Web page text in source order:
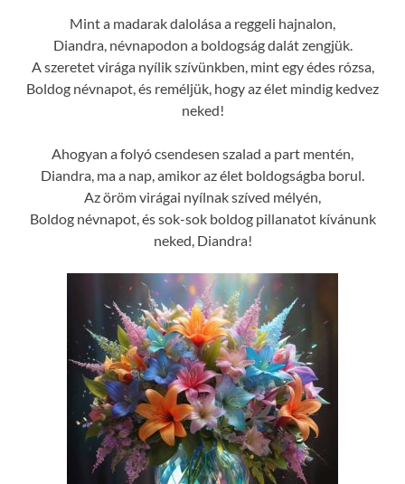
Mint a madarak dalolása a reggeli hajnalon,
Diandra, névnapodon a boldogság dalát zengjük.
A szeretet virága nyílik szívünkben, mint egy édes rózsa,
Boldog névnapot, és reméljük, hogy az élet mindig kedvez
neked!
Ahogyan a folyó csendesen szalad a part mentén,
Diandra, ma a nap, amikor az élet boldogságba borul.
Az öröm virágai nyílnak szíved mélyén,
Boldog névnapot, és sok-sok boldog pillanatot kívánunk
neked, Diandra!